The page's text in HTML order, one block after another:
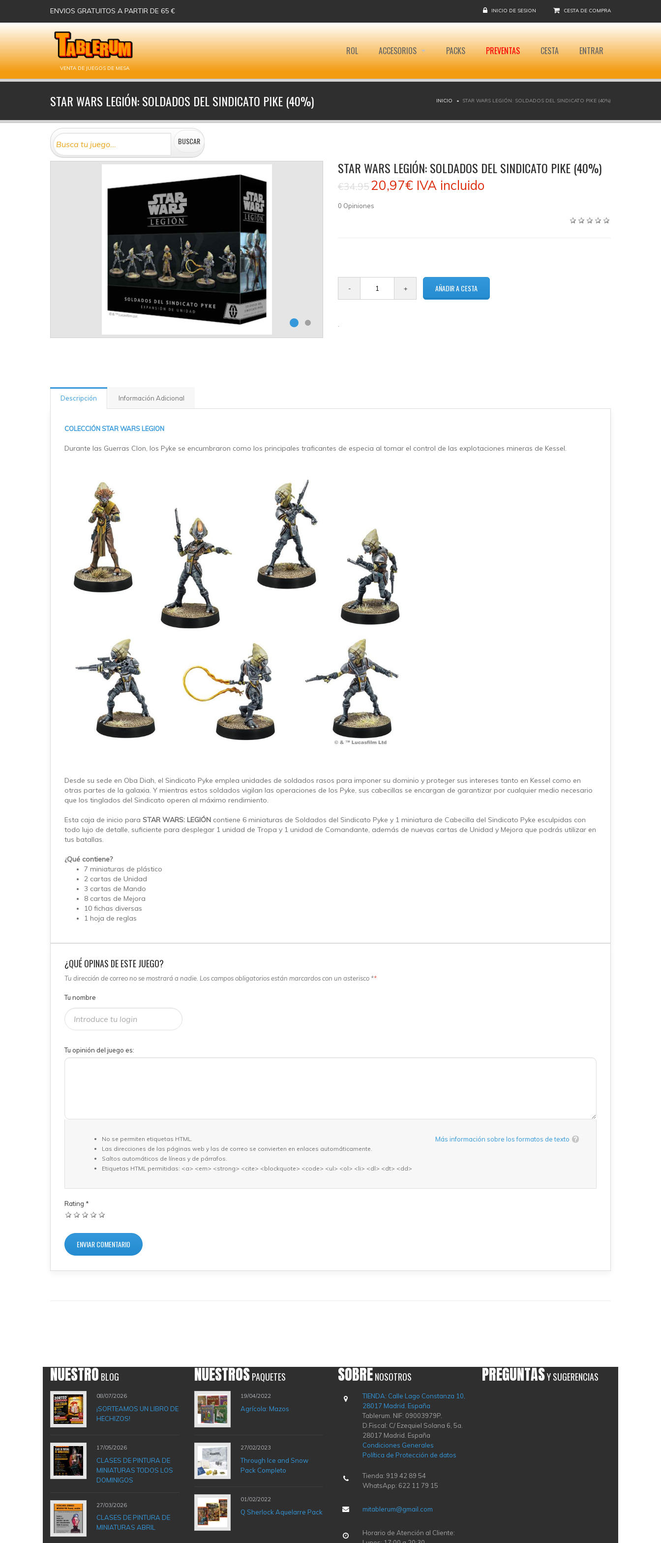
ENVIOS GRATUITOS A PARTIR DE 65 € INICIO DE SESION CESTA DE COMPRA
VENTA DE JUEGOS DE MESA
ROL ACCESORIOS PACKS PREVENTAS CESTA ENTRAR
STAR WARS LEGIÓN: SOLDADOS DEL SINDICATO PIKE (40%) INICIO STAR WARS LEGIÓN: SOLDADOS DEL SINDICATO PIKE (40%)
STAR WARS LEGIÓN: SOLDADOS DEL SINDICATO PIKE (40%)
€34.9520,97€ IVA incluido
0 Opiniones
Descripción Información Adicional
COLECCIÓN STAR WARS LEGION
Durante las Guerras Clon, los Pyke se encumbraron como los principales traficantes de especia al tomar el control de las explotaciones mineras de Kessel.
Desde su sede en Oba Diah, el Sindicato Pyke emplea unidades de soldados rasos para imponer su dominio y proteger sus intereses tanto en Kessel como en
otras partes de la galaxia. Y mientras estos soldados vigilan las operaciones de los Pyke, sus cabecillas se encargan de garantizar por cualquier medio necesario
que los tinglados del Sindicato operen al máximo rendimiento.
Esta caja de inicio para STAR WARS: LEGIÓN contiene 6 miniaturas de Soldados del Sindicato Pyke y 1 miniatura de Cabecilla del Sindicato Pyke esculpidas con
todo lujo de detalle, suficiente para desplegar 1 unidad de Tropa y 1 unidad de Comandante, además de nuevas cartas de Unidad y Mejora que podrás utilizar en
tus batallas.
¿Qué contiene?
7 miniaturas de plástico
2 cartas de Unidad
3 cartas de Mando
8 cartas de Mejora
10 fichas diversas
1 hoja de reglas
¿QUÉ OPINAS DE ESTE JUEGO?
Tu dirección de correo no se mostrará a nadie. Los campos obligatorios están marcardos con un asterisco **
Tu nombre
Tu opinión del juego es:
Más información sobre los formatos de texto
No se permiten etiquetas HTML.
Las direcciones de las páginas web y las de correo se convierten en enlaces automáticamente.
Saltos automáticos de líneas y de párrafos.
Etiquetas HTML permitidas: <a> <em> <strong> <cite> <blockquote> <code> <ul> <ol> <li> <dl> <dt> <dd>
Rating *
NUESTROBLOG
08/07/2026
¡SORTEAMOS UN LIBRO DE
HECHIZOS!
17/05/2026
CLASES DE PINTURA DE
MINIATURAS TODOS LOS
DOMINIGOS
27/03/2026
CLASES DE PINTURA DE
MINIATURAS ABRIL
NUESTROSPAQUETES
19/04/2022
Agrícola: Mazos
27/02/2023
Through Ice and Snow
Pack Completo
01/02/2022
Q Sherlock Aquelarre Pack
SOBRENOSOTROS
TIENDA: Calle Lago Constanza 10,
28017 Madrid. España
Tablerum. NIF: 09003979P.
D.Fiscal: C/ Ezequiel Solana 6, 5a.
28017 Madrid. España
Condiciones Generales
Política de Protección de datos
Tienda: 919 42 89 54
WhatsApp: 622 11 79 15
mitablerum@gmail.com
Horario de Atención al Cliente:
PREGUNTASY SUGERENCIAS